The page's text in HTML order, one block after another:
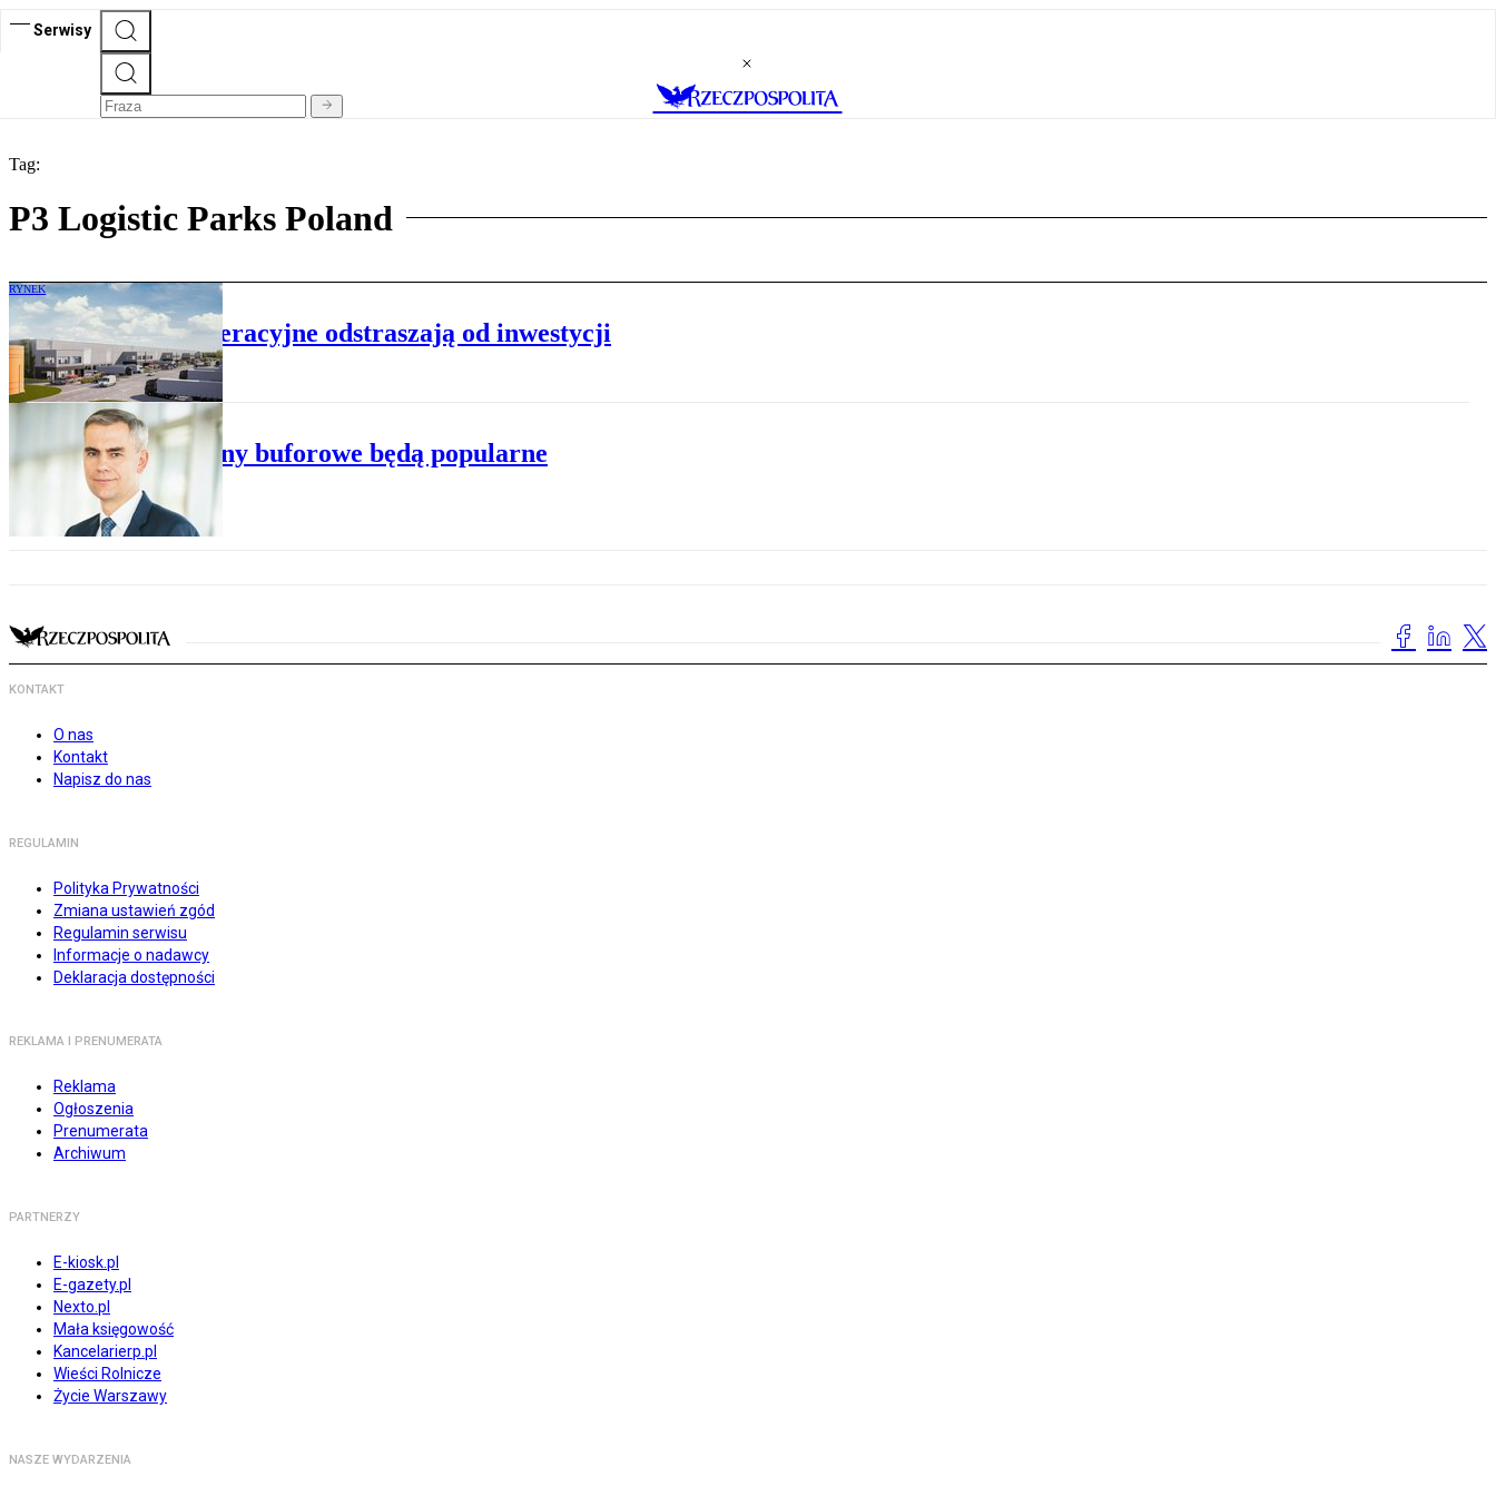
Serwisy
Tag:
P3 Logistic Parks Poland
RYNEK
Wysokie koszty operacyjne odstraszają od inwestycji
Magazyny buforowe będą popularne
KONTAKT
O nas
Kontakt
Napisz do nas
REGULAMIN
Polityka Prywatności
Zmiana ustawień zgód
Regulamin serwisu
Informacje o nadawcy
Deklaracja dostępności
REKLAMA I PRENUMERATA
Reklama
Ogłoszenia
Prenumerata
Archiwum
PARTNERZY
E-kiosk.pl
E-gazety.pl
Nexto.pl
Mała księgowość
Kancelarierp.pl
Wieści Rolnicze
Życie Warszawy
NASZE WYDARZENIA